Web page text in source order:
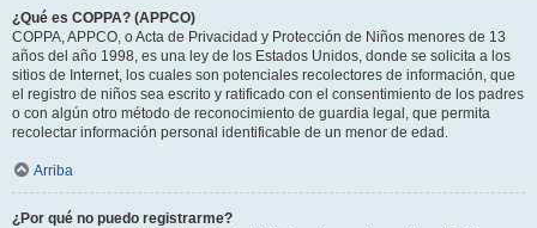
¿Qué es COPPA? (APPCO)
COPPA, APPCO, o Acta de Privacidad y Protección de Niños menores de 13
años del año 1998, es una ley de los Estados Unidos, donde se solicita a los
sitios de Internet, los cuales son potenciales recolectores de información, que
el registro de niños sea escrito y ratificado con el consentimiento de los padres
o con algún otro método de reconocimiento de guardia legal, que permita
recolectar información personal identificable de un menor de edad.
Arriba
¿Por qué no puedo registrarme?